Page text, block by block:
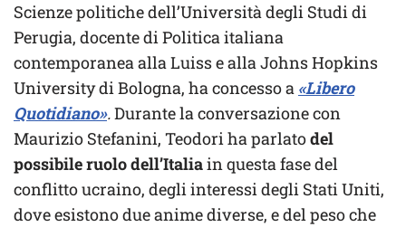
Scienze politiche dell’Università degli Studi di
Perugia, docente di Politica italiana
contemporanea alla Luiss e alla Johns Hopkins
University di Bologna, ha concesso a «Libero
Quotidiano».Durante la conversazione con
Maurizio Stefanini, Teodori ha parlatodel
possibile ruolo dell’Italiain questa fase del
conflitto ucraino, degli interessi degli Stati Uniti,
dove esistono due anime diverse, e del peso che